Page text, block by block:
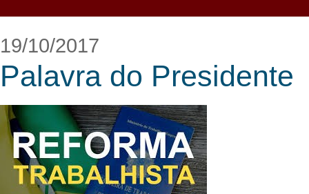
19/10/2017
Palavra do Presidente